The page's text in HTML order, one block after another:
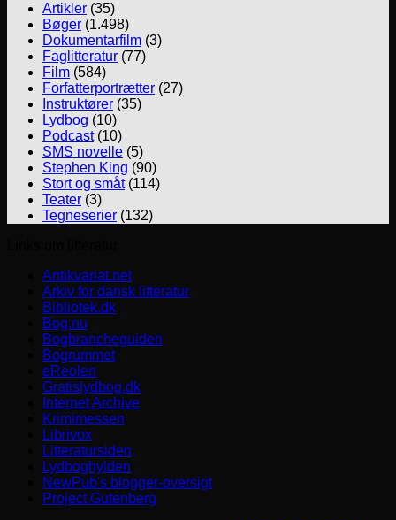
Artikler (35)
Bøger (1.498)
Dokumentarfilm (3)
Faglitteratur (77)
Film (584)
Forfatterportrætter (27)
Instruktører (35)
Lydbog (10)
Podcast(10)
SMS novelle (5)
Stephen King (90)
Stort og småt(114)
Teater (3)
Tegneserier (132)
Antikvariat.net
Arkiv for dansk litteratur
Bibliotek.dk
Bog.nu
Bogbrancheguiden
Bogrummet
eReolen
Gratislydbog.dk
Internet Archive
Krimimessen
Librivox
Litteratursiden
Lydboghylden
NewPub's blogger-oversigt
Project Gutenberg